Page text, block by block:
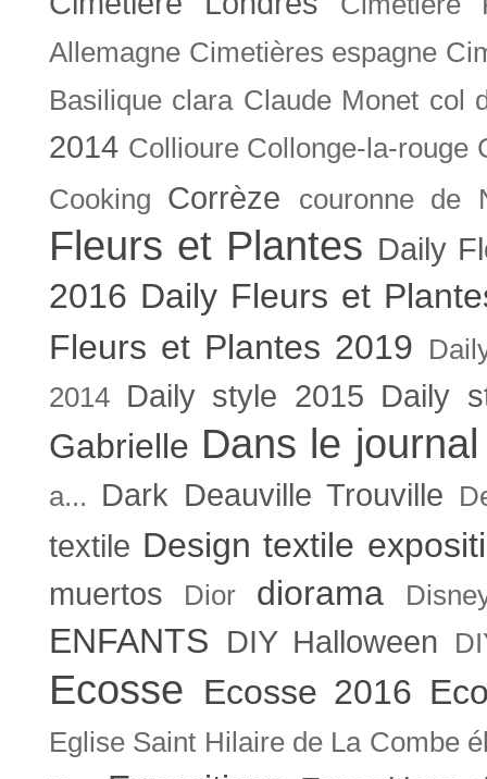
Allemagne Cimetières espagne
Basilique clara Claude Monet col
2014 Collioure Collonge-la-rouge
Cooking
Corrèze couronne de
Fleurs et Plantes Daily
2016 Daily Fleurs et
Fleurs et Plantes 2019
2014
Daily style 2015 Daily
Gabrielle Dans le journal
a... Dark Deauville Trouville
textile Design textile
muertos Dior diorama
ENFANTS DIY Halloween
Ecosse Ecosse 2016
Eglise Saint Hilaire de La Combe